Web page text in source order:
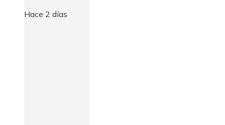
Hace 2 días